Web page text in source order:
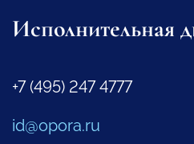
Исполнительная
+7 (495) 247 4777
id@opora.ru